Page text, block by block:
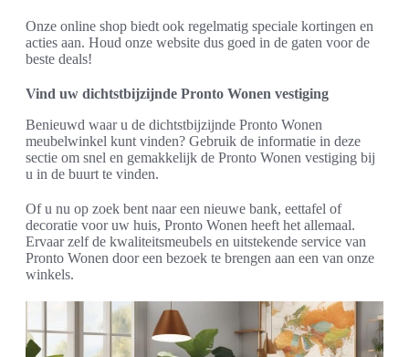
Onze online shop biedt ook regelmatig speciale kortingen en
acties aan. Houd onze website dus goed in de gaten voor de
beste deals!
Vind uw dichtstbijzijnde Pronto Wonen vestiging
Benieuwd waar u de dichtstbijzijnde Pronto Wonen
meubelwinkel kunt vinden? Gebruik de informatie in deze
sectie om snel en gemakkelijk de Pronto Wonen vestiging bij
u in de buurt te vinden.
Of u nu op zoek bent naar een nieuwe bank, eettafel of
decoratie voor uw huis, Pronto Wonen heeft het allemaal.
Ervaar zelf de kwaliteitsmeubels en uitstekende service van
Pronto Wonen door een bezoek te brengen aan een van onze
winkels.